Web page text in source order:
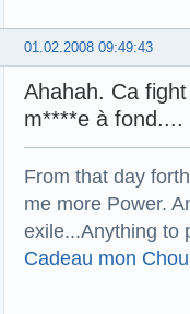
01.02.2008 09:49:43
Ahahah. Ca
m****e à
From that day
me more Power.
exile...Anything to
Cadeau mon